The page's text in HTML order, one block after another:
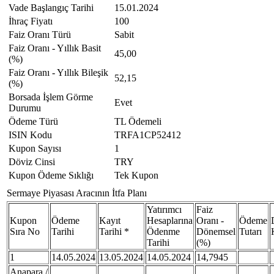
Vade Başlangıç Tarihi
15.01.2024
İhraç Fiyatı
100
Faiz Oranı Türü
Sabit
Faiz Oranı - Yıllık Basit
(%)
45,00
Faiz Oranı - Yıllık Bileşik
(%)
52,15
Borsada İşlem Görme
Durumu
Evet
Ödeme Türü
TL Ödemeli
ISIN Kodu
TRFA1CP52412
Kupon Sayısı
1
Döviz Cinsi
TRY
Kupon Ödeme Sıklığı
Tek Kupon
Sermaye Piyasası Aracının İtfa Planı
Kupon
Sıra No
Ödeme
Tarihi
Kayıt
Tarihi *
Yatırımcı
Hesaplarına
Ödenme
Tarihi
Faiz
Oranı -
Dönemsel
(%)
Ödeme
Tutarı
1 14.05.2024 13.05.2024 14.05.2024 14,7945
Anapara /